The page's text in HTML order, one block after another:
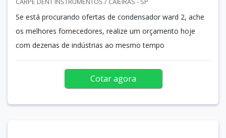
Se está procurando ofertas de condensador ward 2, ache
os melhores fornecedores, realize um orçamento hoje
com dezenas de indústrias ao mesmo tempo
Cotar agora